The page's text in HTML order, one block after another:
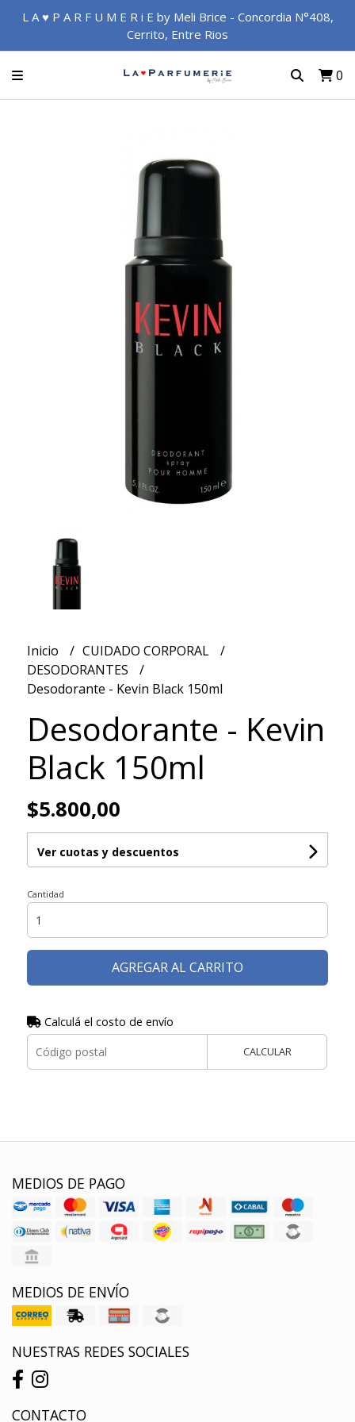
L A ♥ P A R F U M E R i E by Meli Brice - Concordia N°408,
Cerrito, Entre Rios
0
Inicio
CUIDADO CORPORAL
DESODORANTES
Desodorante - Kevin Black 150ml
Desodorante - Kevin
Black 150ml
$5.800,00
Ver cuotas y descuentos
Cantidad
AGREGAR AL CARRITO
Calculá el costo de envío
CALCULAR
MEDIOS DE PAGO
MEDIOS DE ENVÍO
NUESTRAS REDES SOCIALES
CONTACTO